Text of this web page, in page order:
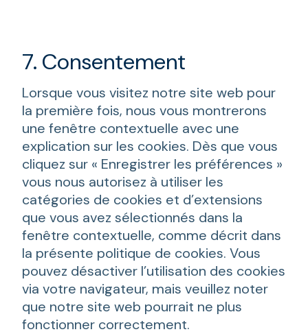
7. Consentement
Lorsque vous visitez notre site web pour
la première fois, nous vous montrerons
une fenêtre contextuelle avec une
explication sur les cookies. Dès que vous
cliquez sur « Enregistrer les préférences »
vous nous autorisez à utiliser les
catégories de cookies et d’extensions
que vous avez sélectionnés dans la
fenêtre contextuelle, comme décrit dans
la présente politique de cookies. Vous
pouvez désactiver l’utilisation des cookies
via votre navigateur, mais veuillez noter
que notre site web pourrait ne plus
fonctionner correctement.